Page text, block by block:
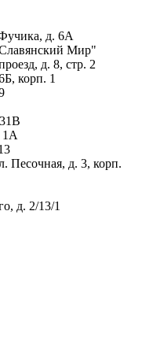
д. 6А
Мир"
д. 8, стр. 2
корп. 1
1А
Песочная, д. 3, корп.
д. 2/13/1